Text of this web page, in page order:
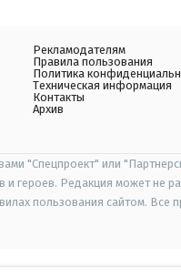
Рекламодателям
Правила пользования
Политика
Техническая информация
Контакты
Архив
"Спецпроект" или
героев. Редакция может не
пользования сайтом.